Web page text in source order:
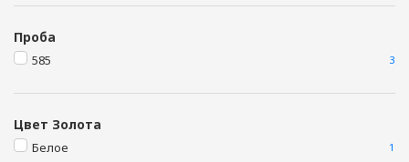
Проба
585 3
Цвет Золота
Белое 1